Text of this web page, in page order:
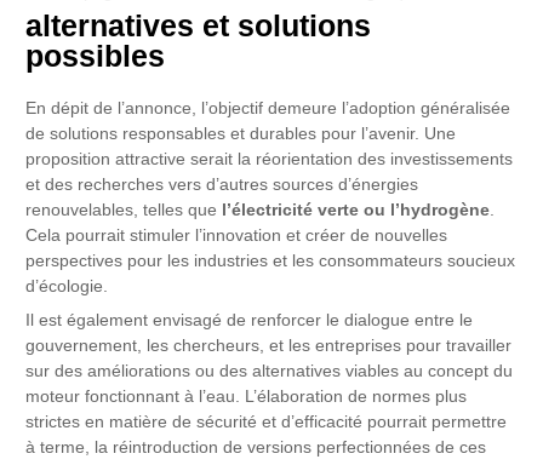
alternatives et solutions
possibles
En dépit de l’annonce, l’objectif demeure l’adoption généralisée
de solutions responsables et durables pour l’avenir. Une
proposition attractive serait la réorientation des investissements
et des recherches vers d’autres sources d’énergies
renouvelables, telles que
l’électricité verte ou l’hydrogène.
Cela pourrait stimuler l’innovation et créer de nouvelles
perspectives pour les industries et les consommateurs soucieux
d’écologie.
Il est également envisagé de renforcer le dialogue entre le
gouvernement, les chercheurs, et les entreprises pour travailler
sur des améliorations ou des alternatives viables au concept du
moteur fonctionnant à l’eau. L’élaboration de normes plus
strictes en matière de sécurité et d’efficacité pourrait permettre
à terme, la réintroduction de versions perfectionnées de ces